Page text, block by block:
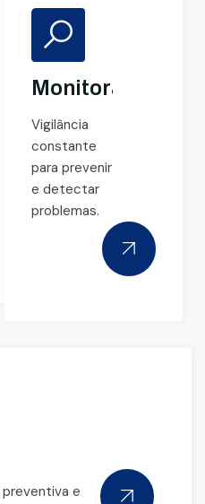
Monitoramento
Vigilância
constante
para prevenir
e detectar
problemas.
e